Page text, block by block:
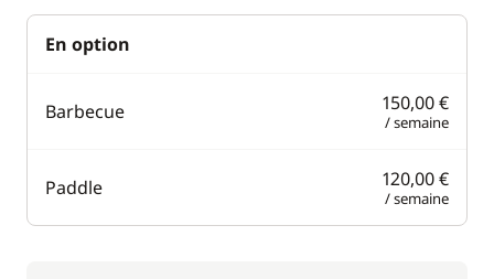
En option
Barbecue 150,00 €
/ semaine
Paddle 120,00 €
/ semaine